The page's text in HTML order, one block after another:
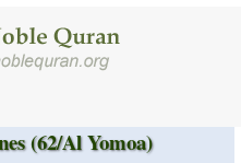
(62/Al Yomoa)